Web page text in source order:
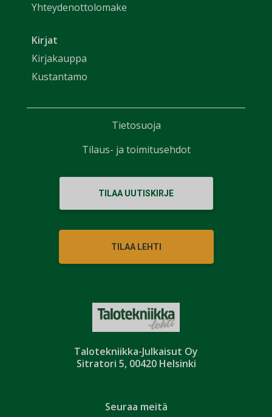
Talotekniikka-Julkaisut Oy
Sitratori 5, 00420 Helsinki
Yhteydenottolomake
Kirjat
Kirjakauppa
Kustantamo
TILAA UUTISKIRJE
TILAA LEHTI
Seuraa meitä
Tietosuoja
Tilaus- ja toimitusehdot